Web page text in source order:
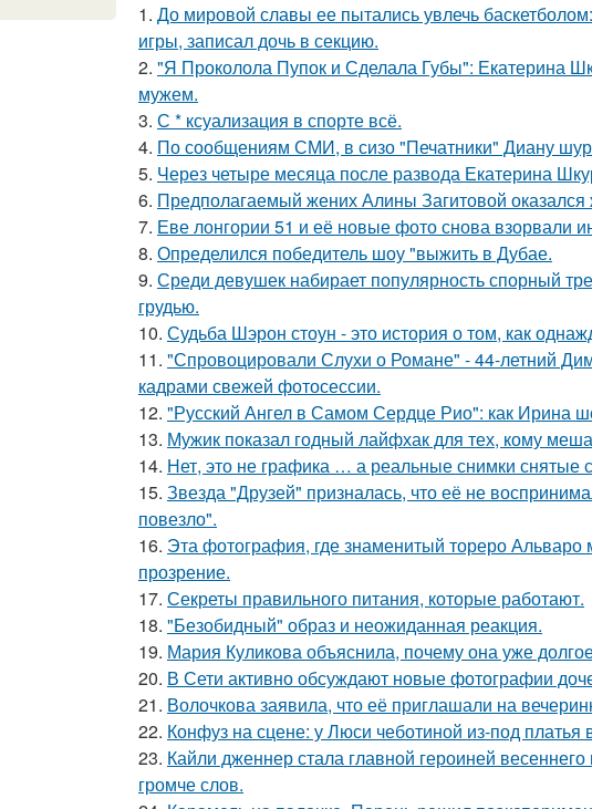
1. До мировой славы ее пытались увлечь
игры, записал дочь в секцию.
2. "Я Проколола Пупок и Сделала Губы": Екатерина
мужем.
3. С * ксуализация в спорте всё.
4. По сообщениям СМИ, в сизо "Печатники" Диану
5. Через четыре месяца после развода Екатерина
6. Предполагаемый жених Алины Загитовой оказался
7. Еве лонгории 51 и её новые фото снова взорвали
8. Определился победитель шоу "выжить в Дубае.
9. Среди девушек набирает популярность спорный
грудью.
10. Судьба Шэрон стоун - это история о том, как
11. "Спровоцировали Слухи о Романе" - 44-летний
кадрами свежей фотосессии.
12. "Русский Ангел в Самом Сердце Рио": как Ирина
13. Мужик показал годный лайфхак для тех, кому
14. Нет, это не графика … а реальные снимки снятые
15. Звезда "Друзей" призналась, что её не
повезло".
16. Эта фотография, где знаменитый тореро Альваро
прозрение.
17. Секреты правильного питания, которые работают.
18. "Безобидный" образ и неожиданная реакция.
19. Мария Куликова объяснила, почему она уже
20. В Сети активно обсуждают новые фотографии
21. Волочкова заявила, что её приглашали на
22. Конфуз на сцене: у Люси чеботиной из-под платья
23. Кайли дженнер стала главной героиней весеннего
громче слов.